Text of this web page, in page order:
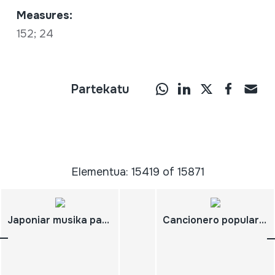
Measures:
152; 24
Partekatu
Elementua: 15419 of 15871
Japoniar musika partiturak. 3307 Cancionero popular de la provincia de Huesca